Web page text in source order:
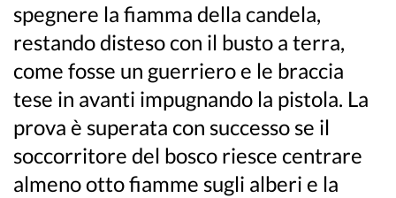
spegnere la fiamma della candela,
restando disteso con il busto a terra,
come fosse un guerriero e le braccia
tese in avanti impugnando la pistola. La
prova è superata con successo se il
soccorritore del bosco riesce centrare
almeno otto fiamme sugli alberi e la